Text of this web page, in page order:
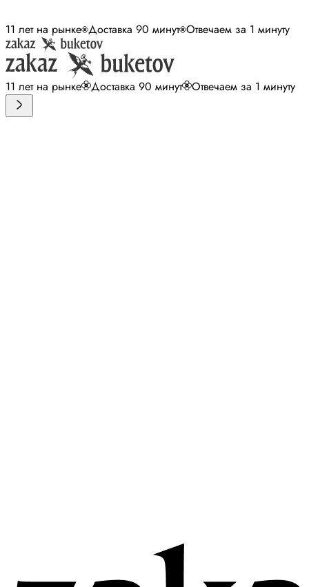
11 лет на рынке Доставка 90 минут Отвечаем за 1 минуту
11 лет на рынке Доставка 90 минут Отвечаем за 1 минуту